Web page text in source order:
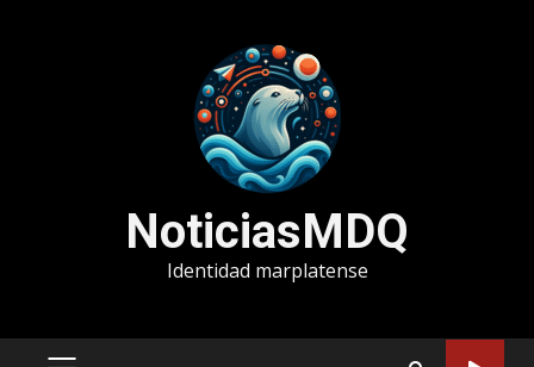
NoticiasMDQ
Identidad marplatense